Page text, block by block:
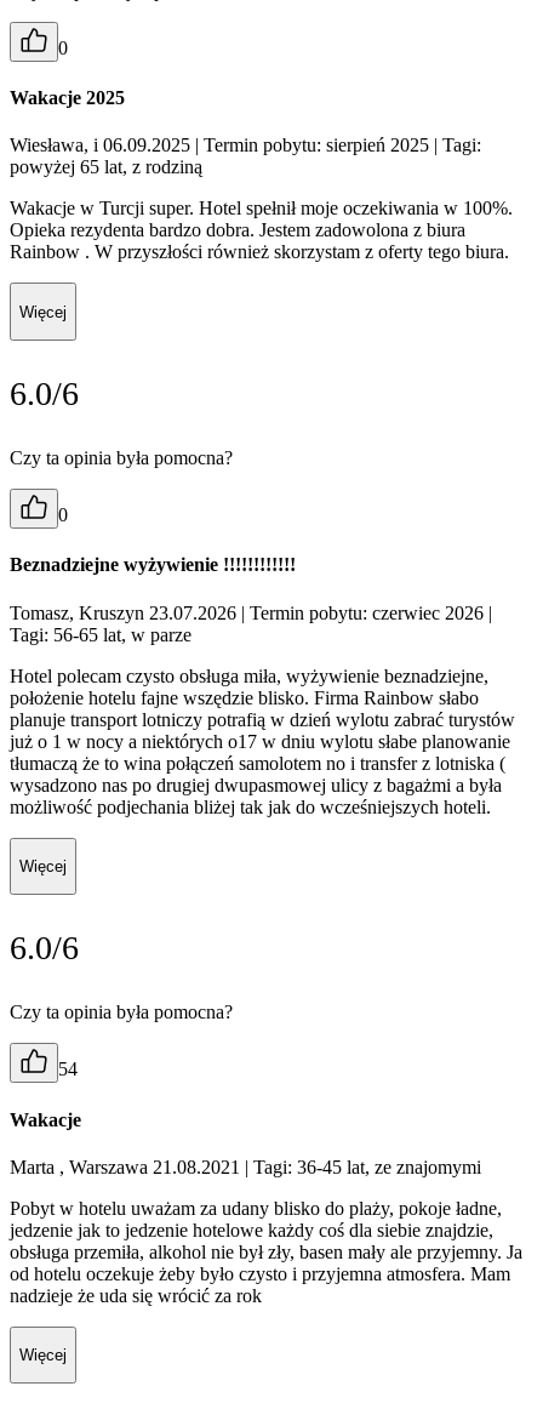
0
Wakacje 2025
Wiesława, i 06.09.2025 | Termin pobytu: sierpień 2025 | Tagi:
powyżej 65 lat, z rodziną
Wakacje w Turcji super. Hotel spełnił moje oczekiwania w 100%.
Opieka rezydenta bardzo dobra. Jestem zadowolona z biura
Rainbow . W przyszłości również skorzystam z oferty tego biura.
Więcej
6.0/6
Czy ta opinia była pomocna?
0
Beznadziejne wyżywienie !!!!!!!!!!!!
Tomasz, Kruszyn 23.07.2026 | Termin pobytu: czerwiec 2026 |
Tagi: 56-65 lat, w parze
Hotel polecam czysto obsługa miła, wyżywienie beznadziejne,
położenie hotelu fajne wszędzie blisko. Firma Rainbow słabo
planuje transport lotniczy potrafią w dzień wylotu zabrać turystów
już o 1 w nocy a niektórych o17 w dniu wylotu słabe planowanie
tłumaczą że to wina połączeń samolotem no i transfer z lotniska (
wysadzono nas po drugiej dwupasmowej ulicy z bagażmi a była
możliwość podjechania bliżej tak jak do wcześniejszych hoteli.
Więcej
6.0/6
Czy ta opinia była pomocna?
54
Wakacje
Marta , Warszawa 21.08.2021 | Tagi: 36-45 lat, ze znajomymi
Pobyt w hotelu uważam za udany blisko do plaży, pokoje ładne,
jedzenie jak to jedzenie hotelowe każdy coś dla siebie znajdzie,
obsługa przemiła, alkohol nie był zły, basen mały ale przyjemny. Ja
od hotelu oczekuje żeby było czysto i przyjemna atmosfera. Mam
nadzieje że uda się wrócić za rok
Więcej